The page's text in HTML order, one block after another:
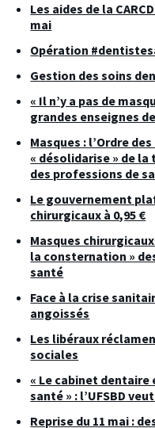
Les aides de la
mai
Opération
Gestion des soins
« Il n’y a pas de
grandes enseignes
Masques : l’Ordre
« désolidarise » de
des professions de
Le gouvernement
chirurgicaux à 0,95 €
Masques
la consternation »
santé
Face à la crise
angoissés
Les libéraux
sociales
« Le cabinet
santé » : l’UFSBD
Reprise du 11 mai :